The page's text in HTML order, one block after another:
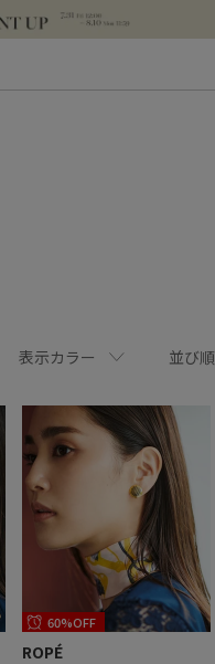
表示カラー 並び順
60%OFF
ROPÉ